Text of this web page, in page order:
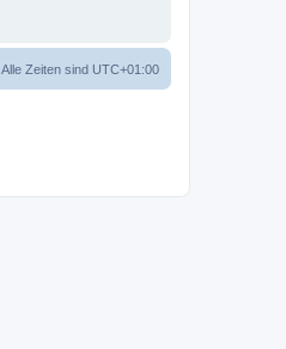
Alle Zeiten sind UTC+01:00